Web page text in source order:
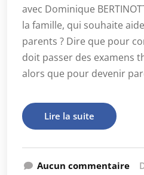
avec Dominique
la famille, qui souhaite
parents ? Dire que pour
doit passer des examens
alors que pour devenir
Lire la suite
Aucun commentaire